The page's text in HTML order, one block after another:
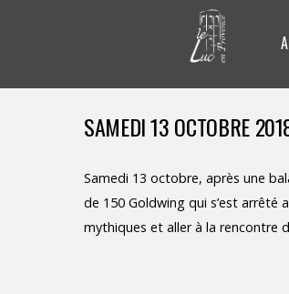
SAMEDI 13 OCTOBRE
Samedi 13 octobre, après une
de 150 Goldwing qui s’est arrêté
mythiques et aller à la rencontre